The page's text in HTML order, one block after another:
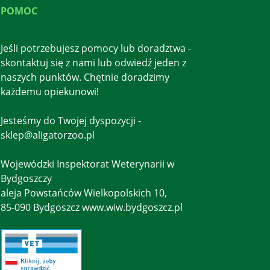
POMOC
Jeśli potrzebujesz pomocy lub doradztwa -
skontaktuj się z nami lub odwiedź jeden z
naszych punktów. Chętnie doradzimy
każdemu opiekunowi!
Jesteśmy do Twojej dyspozycji -
sklep@aligatorzoo.pl
Wojewódzki Inspektorat Weterynarii w
Bydgoszczy
aleja Powstańców Wielkopolskich 10,
85-090 Bydgoszcz www.wiw.bydgoszcz.pl